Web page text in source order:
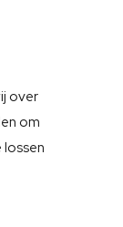
over
om